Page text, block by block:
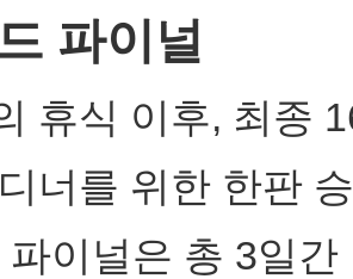
파이널
휴식 이후, 최종
너를 위한 한판
파이널은 총 3일